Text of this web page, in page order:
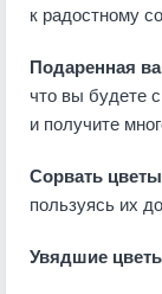
к радостному
Подаренная
что вы будете
и получите
Сорвать цветы
пользуясь их
Увядшие